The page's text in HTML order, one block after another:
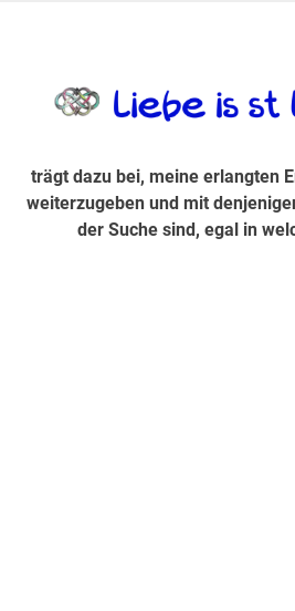
Suche sind, egal in
trägt dazu bei, meine erlangten
weiterzugeben und mit
der Suche sind, egal in